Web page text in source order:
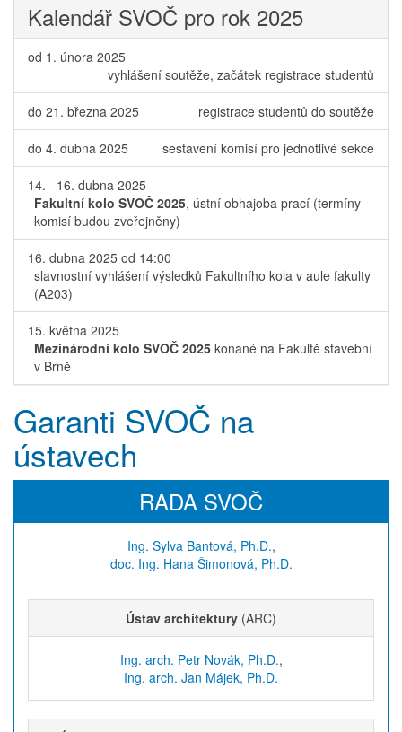
Kalendář SVOČ pro rok 2025
od 1. února 2025
vyhlášení soutěže, začátek registrace studentů
do 21. března 2025 registrace studentů do soutěže
do 4. dubna 2025 sestavení komisí pro jednotlivé sekce
14. –16. dubna 2025
Fakultní kolo SVOČ 2025, ústní obhajoba prací (termíny
komisí budou zveřejněny)
16. dubna 2025 od 14:00
slavnostní vyhlášení výsledků Fakultního kola v aule fakulty
(A203)
15. května 2025
Mezinárodní kolo SVOČ 2025 konané na Fakultě stavební
v Brně
Garanti SVOČ na
ústavech
RADA SVOČ
Ing. Sylva Bantová, Ph.D.,
doc. Ing. Hana Šimonová, Ph.D.
Ústav architektury (ARC)
Ing. arch. Petr Novák, Ph.D.,
Ing. arch. Jan Májek, Ph.D.